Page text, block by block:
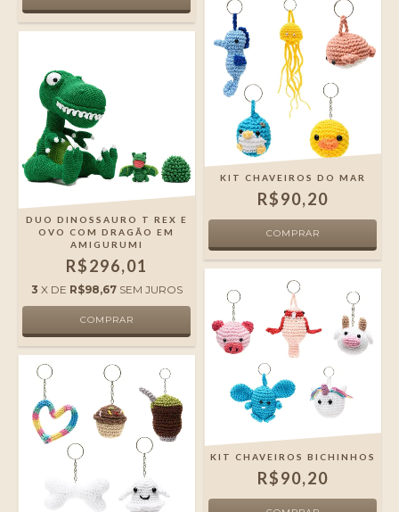
DUO DINOSSAURO T REX E
OVO COM DRAGÃO EM
AMIGURUMI
R$296,01
3 X DE R$98,67 SEM JUROS
KIT CHAVEIROS DO MAR
R$90,20
KIT CHAVEIROS BICHINHOS
R$90,20